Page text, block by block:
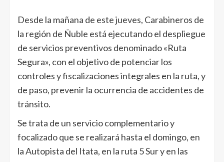
Desde la mañana de este jueves, Carabineros de
la región de Ñuble está ejecutando el despliegue
de servicios preventivos denominado «Ruta
Segura», con el objetivo de potenciar los
controles y fiscalizaciones integrales en la ruta, y
de paso, prevenir la ocurrencia de accidentes de
tránsito.
Se trata de un servicio complementario y
focalizado que se realizará hasta el domingo, en
la Autopista del Itata, en la ruta 5 Sur y en las